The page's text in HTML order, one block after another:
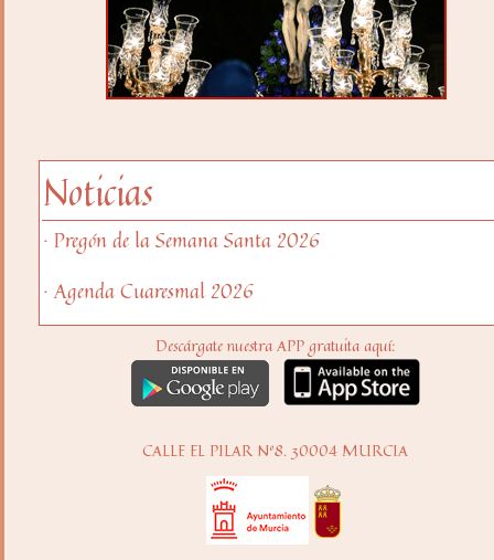
Noticias
· Pregón de la Semana Santa 2026
· Agenda Cuaresmal 2026
Descárgate nuestra APP gratuita aquí:
CALLE EL PILAR Nº8. 30004 MURCIA